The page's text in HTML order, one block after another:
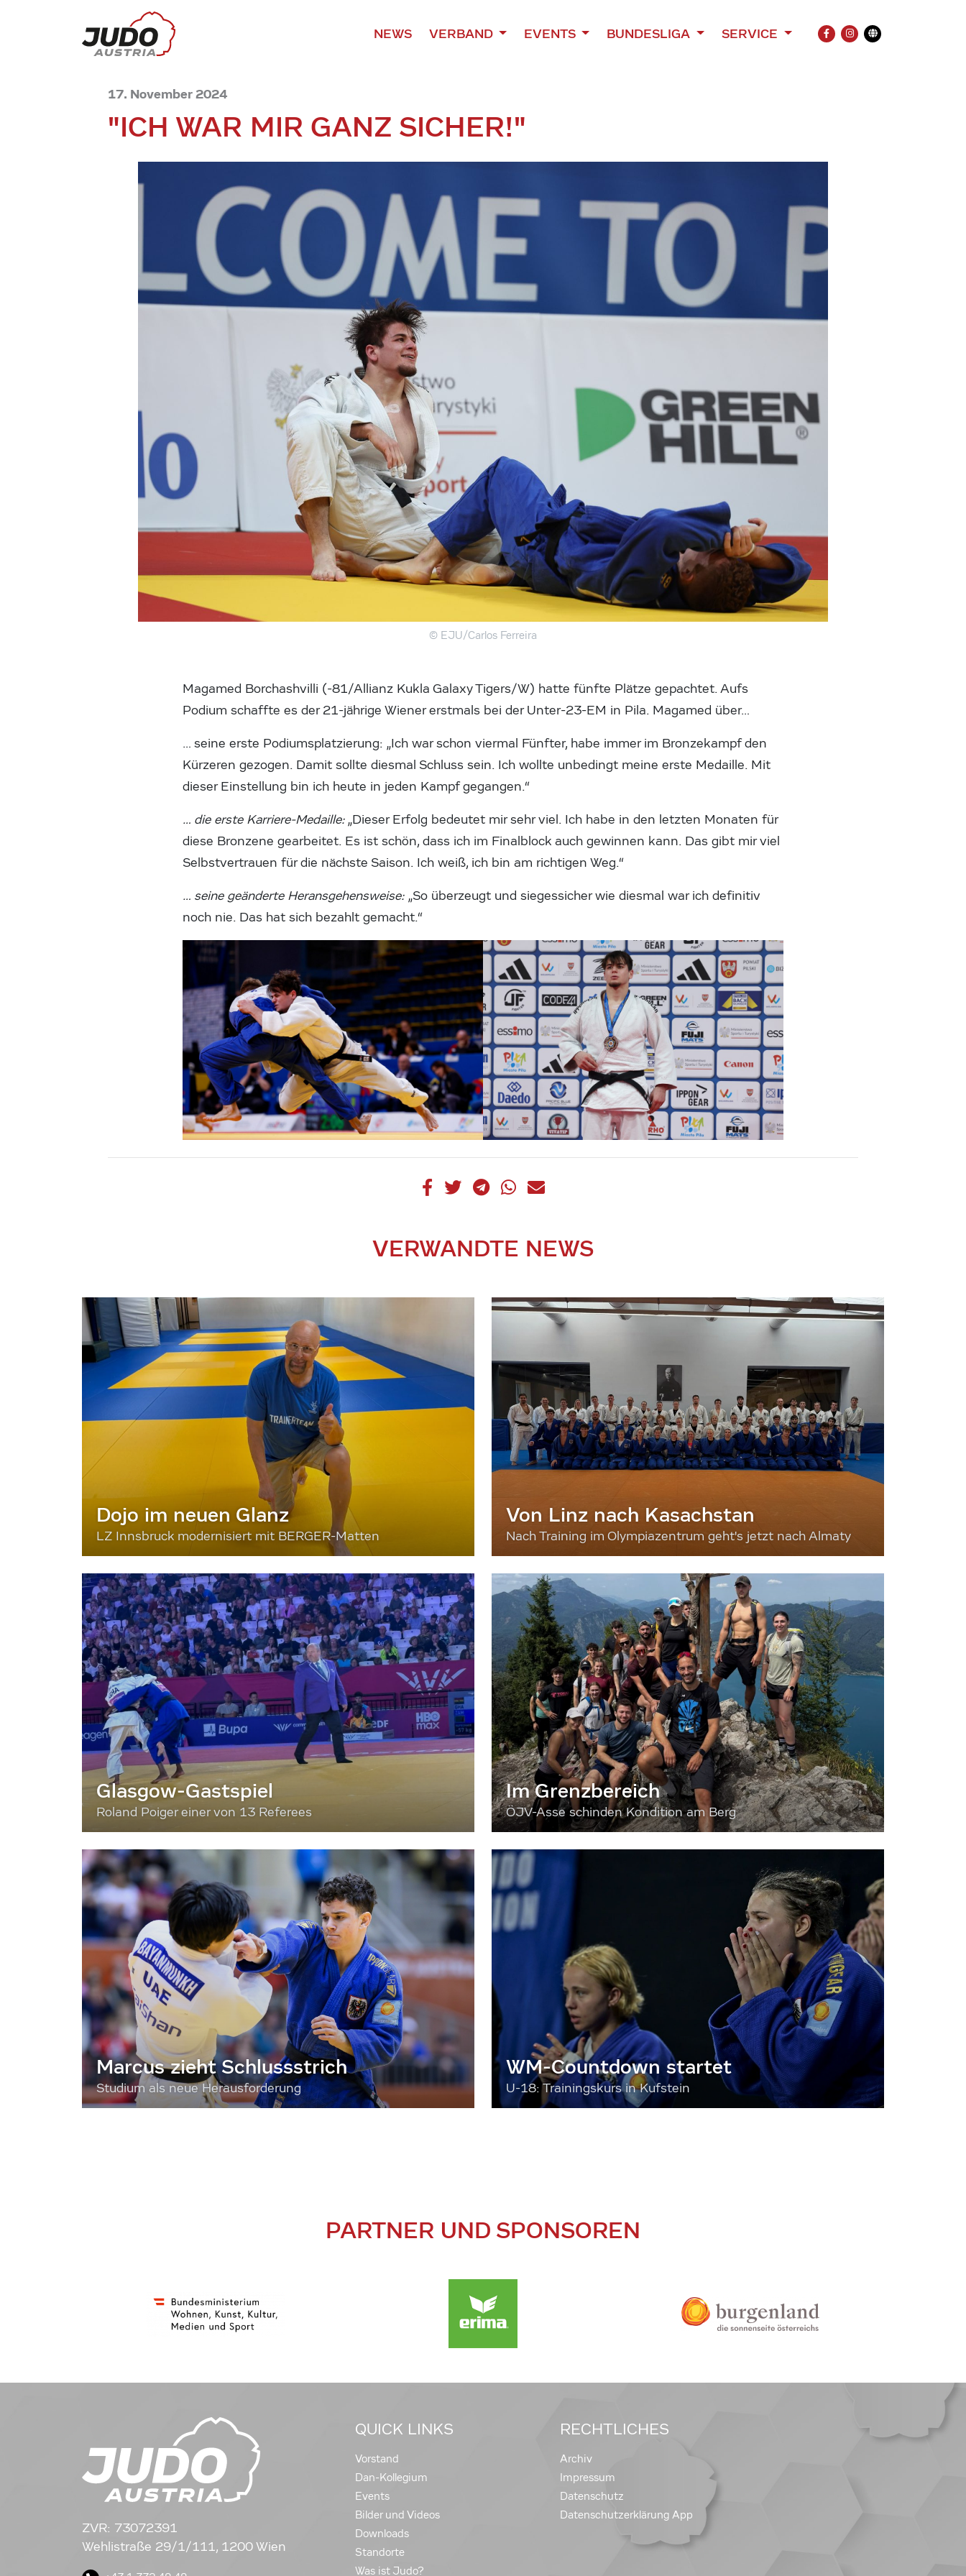
NEWS VERBAND EVENTS BUNDESLIGA SERVICE
FACEBOOK
INSTAGRAM
Übersetzung
17. November 2024
"ICH WAR MIR GANZ SICHER!"
© EJU/Carlos Ferreira
Magamed Borchashvilli (-81/Allianz Kukla Galaxy Tigers/W) hatte fünfte Plätze gepachtet. Aufs
Podium schaffte es der 21-jährige Wiener erstmals bei der Unter-23-EM in Pila. Magamed über…
… seine erste Podiumsplatzierung: „Ich war schon viermal Fünfter, habe immer im Bronzekampf den
Kürzeren gezogen. Damit sollte diesmal Schluss sein. Ich wollte unbedingt meine erste Medaille. Mit
dieser Einstellung bin ich heute in jeden Kampf gegangen.“
… die erste Karriere-Medaille:„Dieser Erfolg bedeutet mir sehr viel. Ich habe in den letzten Monaten für
diese Bronzene gearbeitet. Es ist schön, dass ich im Finalblock auch gewinnen kann. Das gibt mir viel
Selbstvertrauen für die nächste Saison. Ich weiß, ich bin am richtigen Weg.“
… seine geänderte Heransgehensweise: „So überzeugt und siegessicher wie diesmal war ich definitiv
noch nie. Das hat sich bezahlt gemacht.“
VERWANDTE NEWS
Dojo im neuen Glanz
LZ Innsbruck modernisiert mit BERGER-Matten
Von Linz nach Kasachstan
Nach Training im Olympiazentrum geht's jetzt nach Almaty
Glasgow-Gastspiel
Roland Poiger einer von 13 Referees
Im Grenzbereich
ÖJV-Asse schinden Kondition am Berg
Marcus zieht Schlussstrich
Studium als neue Herausforderung
WM-Countdown startet
U-18: Trainingskurs in Kufstein
PARTNER UND SPONSOREN
ZVR: 73072391
Wehlistraße 29/1/111, 1200 Wien
QUICK LINKS
Vorstand
Dan-Kollegium
Events
Bilder und Videos
Downloads
Standorte
Was ist Judo?
RECHTLICHES
Archiv
Impressum
Datenschutz
Datenschutzerklärung App